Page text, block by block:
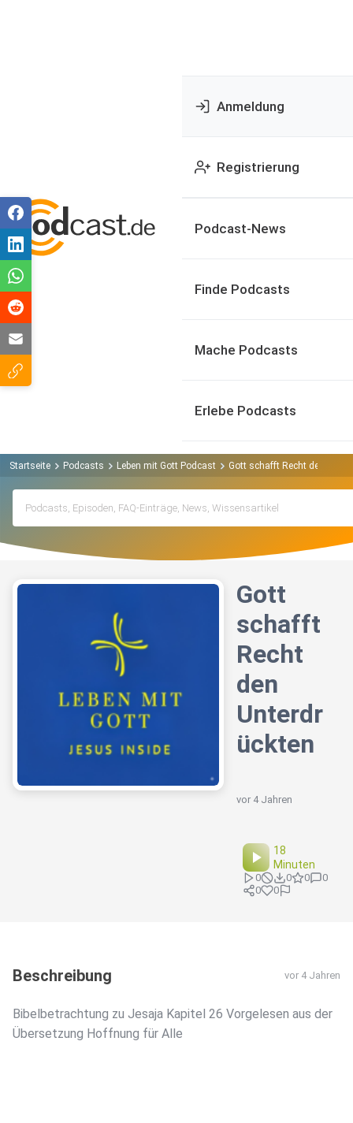
Anmeldung
Registrierung
Podcast-News
Finde Podcasts
Mache Podcasts
Erlebe Podcasts
Startseite Podcasts Leben mit Gott Podcast Gott schafft Recht den
Gott
schafft
Recht
den
Unterdr
ückten
vor 4 Jahren
18
Minuten
0 0 0
0
0
0
Beschreibung vor 4 Jahren
Bibelbetrachtung zu Jesaja Kapitel 26 Vorgelesen aus der
Übersetzung Hoffnung für Alle